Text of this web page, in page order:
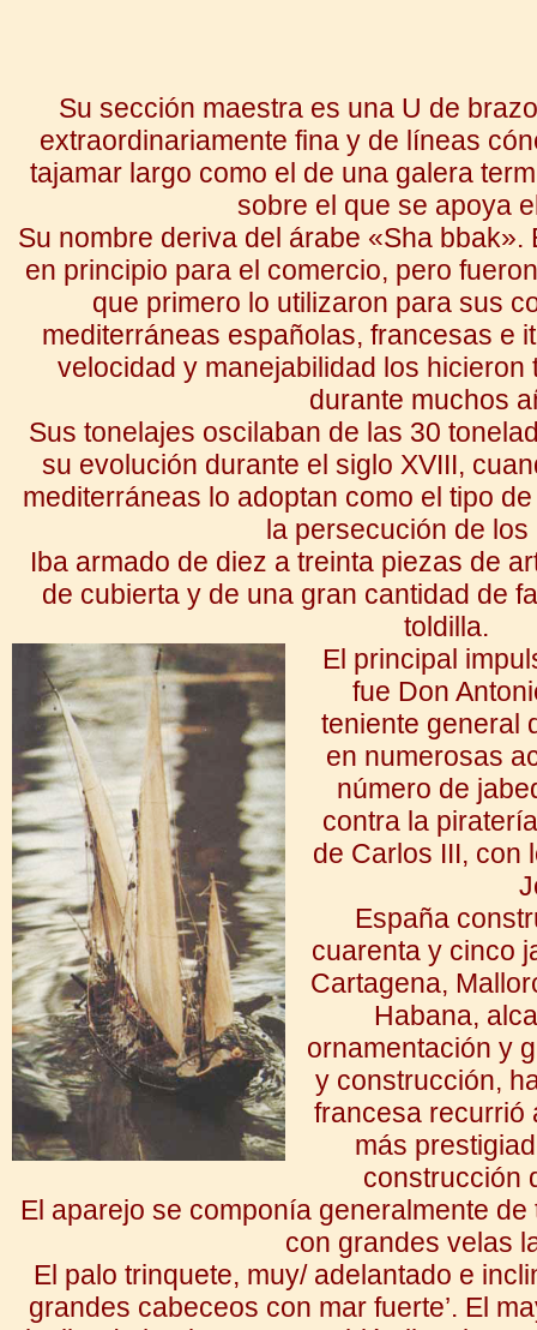
Su sección maestra es una U de
extraordinariamente fina y de líneas
tajamar largo como el de una galera
sobre el que se apoya
Su nombre deriva del árabe «Sha
en principio para el comercio, pero
que primero lo utilizaron para sus
mediterráneas españolas, francesas e
velocidad y manejabilidad los
durante muchos
Sus tonelajes oscilaban de las 30
su evolución durante el siglo XVIII,
mediterráneas lo adoptan como el tipo
la persecución de
Iba armado de diez a treinta piezas de
de cubierta y de una gran cantidad de
toldilla.
El principal
fue Don
teniente general
en numerosas
número de
contra la
de Carlos III, con
España
cuarenta y cinco
Cartagena,
Habana,
ornamentación y
y construcción,
francesa recurrió
más
construcción
El aparejo se componía generalmente
con grandes velas
El palo trinquete, muy/ adelantado e
grandes cabeceos con mar fuerte’. El